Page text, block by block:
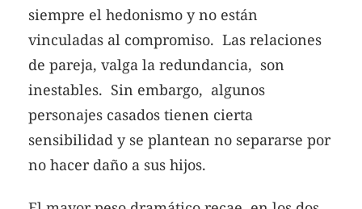
siempre el hedonismo y no están
vinculadas al compromiso. Las relaciones
de pareja, valga la redundancia, son
inestables. Sin embargo, algunos
personajes casados tienen cierta
sensibilidad y se plantean no separarse por
no hacer daño a sus hijos.